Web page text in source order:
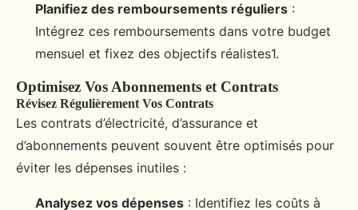
Planifiez des remboursements réguliers :
Intégrez ces remboursements dans votre budget
mensuel et fixez des objectifs réalistes1.
Optimisez Vos Abonnements et Contrats
Révisez Régulièrement Vos Contrats
Les contrats d’électricité, d’assurance et
d’abonnements peuvent souvent être optimisés pour
éviter les dépenses inutiles :
Analysez vos dépenses : Identifiez les coûts à